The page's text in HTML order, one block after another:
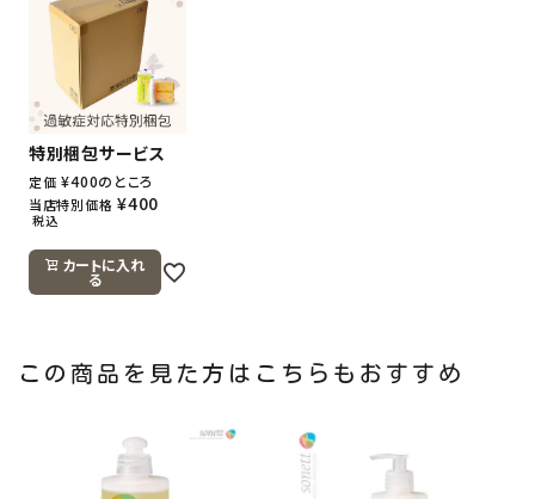
特別梱包サービス
定価 ¥400のところ
当店特別価格 ¥400
税込
カートに入れ
る
この商品を見た方はこちらもおすすめ